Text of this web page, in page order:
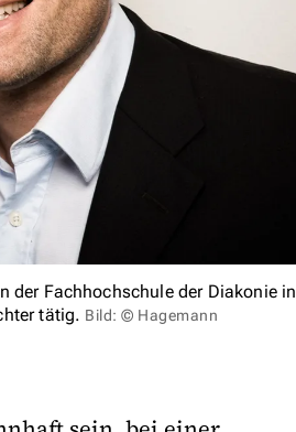
der Fachhochschule der Diakonie in
tätig. Bild: © Hagemann